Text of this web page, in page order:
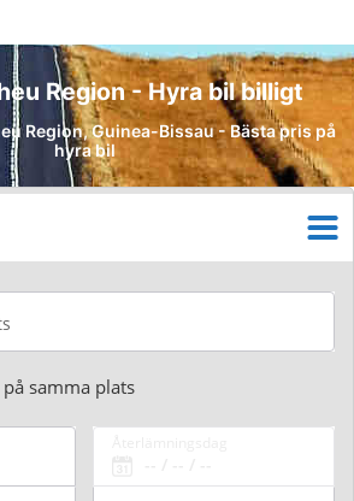
Region - Hyra bil billigt
Region, Guinea-Bissau - Bästa pris på
hyra bil
samma plats